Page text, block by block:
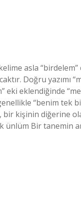
asla “birdelem”
Doğru yazımı
eki eklendiğinde
“benim tek
bir kişinin diğerine
ünlüm Bir tanemin